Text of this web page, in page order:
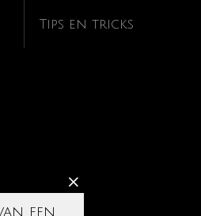
een
Tips en tricks